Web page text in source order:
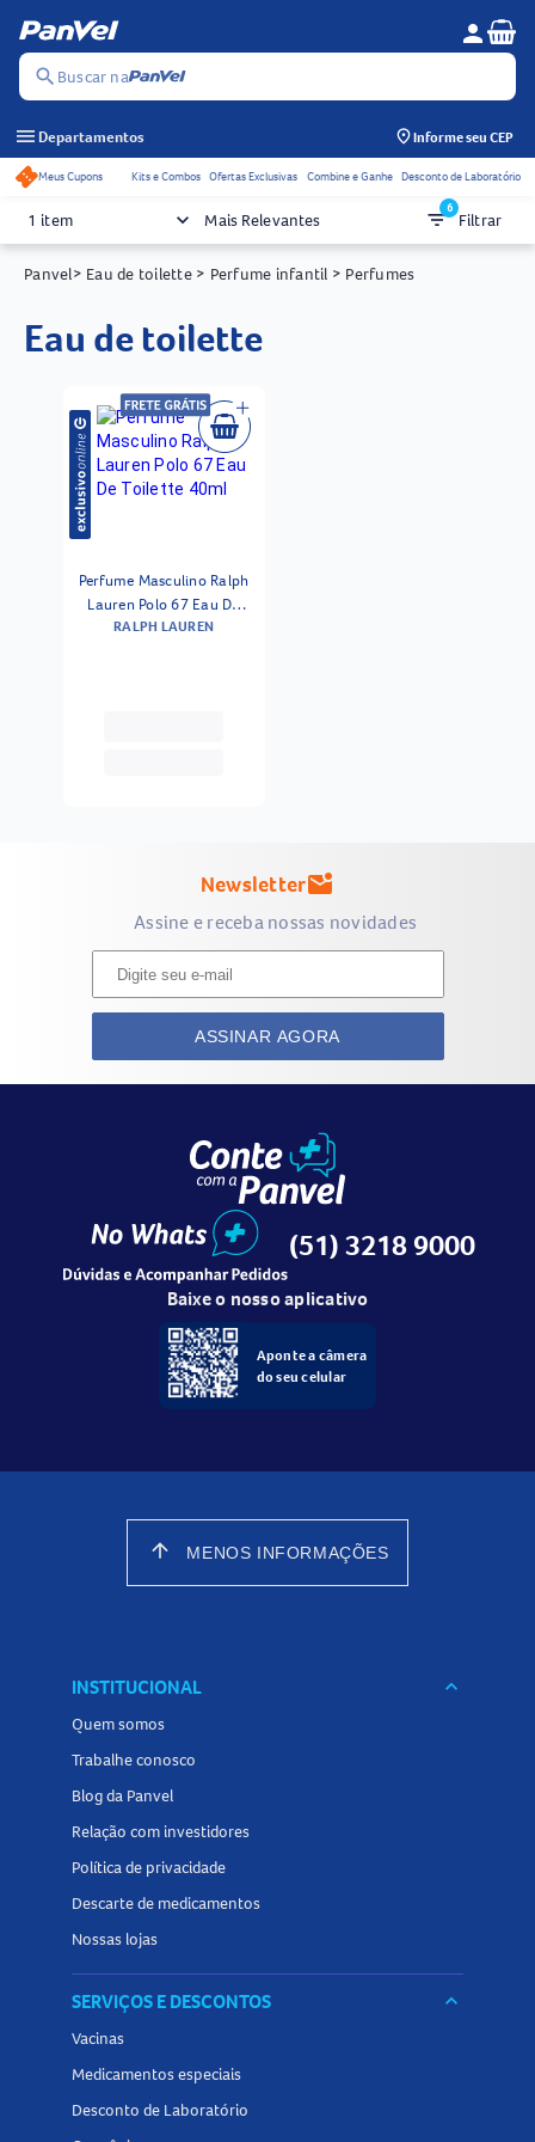
search Buscar na
Menu do
person
menu Departamentos Informe seu CEP
Acessos rápidos do cabeçalho
Meus Cupons Kits e Combos Ofertas Exclusivas Combine e Ganhe Desconto de Laboratório
1 item keyboard_arrow_down Mais Relevantes filter_list6
Filtrar
Panvel> Eau de toilette> Perfume infantil > Perfumes
eau de toilette
Perfume Masculino Ralph
Lauren Polo 67 Eau De
Toilette 40ml
RALPH LAUREN
Newslettermark_email_unread
Assine e receba nossas novidades
ASSINAR AGORA
(51) 3218 9000
Baixe o nosso aplicativo
Aponte a câmera
do seu celular
arrow_upward MENOS INFORMAÇÕES
INSTITUCIONAL keyboard_arrow_down
Quem somos
Trabalhe conosco
Blog da Panvel
Relação com investidores
Política de privacidade
Descarte de medicamentos
Nossas lojas
SERVIÇOS E DESCONTOS keyboard_arrow_down
Vacinas
Medicamentos especiais
Desconto de Laboratório